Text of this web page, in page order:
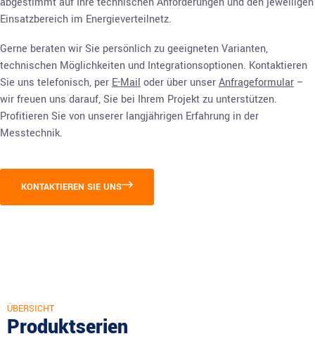
Einsatzbereich im Energieverteilnetz.
Gerne beraten wir Sie persönlich zu geeigneten Varianten,
technischen Möglichkeiten und Integrationsoptionen. Kontaktieren
Sie uns telefonisch, per E-Mail oder über unserAnfrageformular –
wir freuen uns darauf, Sie bei Ihrem Projekt zu unterstützen.
Profitieren Sie von unserer langjährigen Erfahrung in der
Messtechnik.
KONTAKTIEREN SIE UNS
ÜBERSICHT
Produktserien